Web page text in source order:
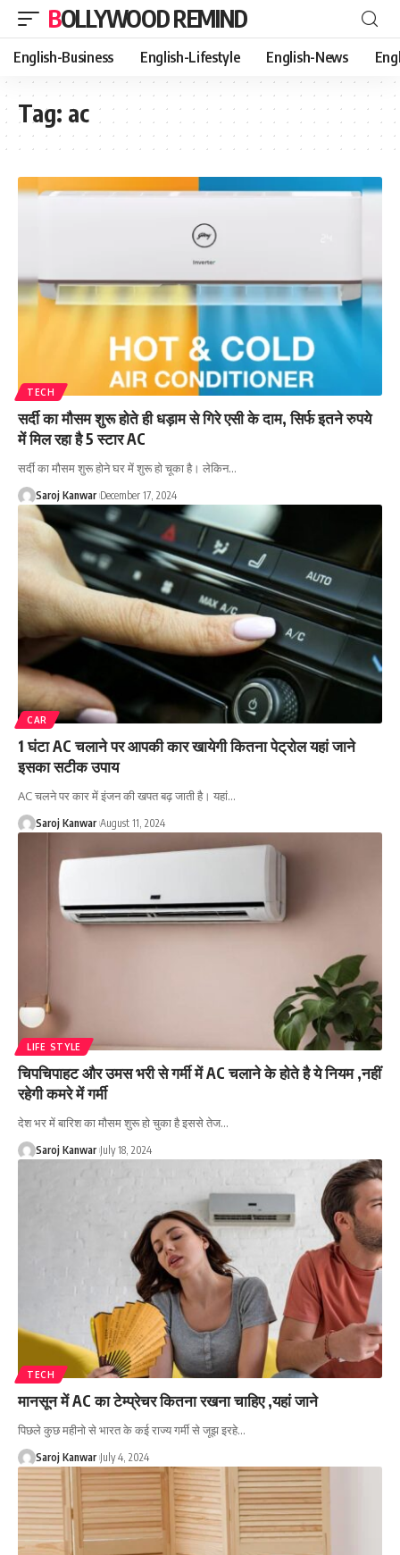
BOLLYWOOD REMIND
English-Business English-Lifestyle English-News
Tag: ac
TECH
सर्दी का मौसम शुरू होते ही धड़ाम से गिरे एसी के दाम, सिर्फ इतने रुपये
में मिल रहा है 5 स्टार AC
सर्दी का मौसम शुरू होने घर में शुरू हो चूका है। लेकिन…
Saroj Kanwar December 17, 2024
CAR
1 घंटा AC चलाने पर आपकी कार खायेगी कितना पेट्रोल यहां जाने
इसका सटीक उपाय
AC चलने पर कार में इंजन की खपत बढ़ जाती है। यहां…
Saroj Kanwar August 11, 2024
LIFE STYLE
चिपचिपाहट और उमस भरी से गर्मी में AC चलाने के होते है ये नियम ,नहीं
रहेगी कमरे में गर्मी
देश भर में बारिश का मौसम शुरू हो चुका है इससे तेज…
Saroj Kanwar July 18, 2024
TECH
मानसून में AC का टेम्प्रेचर कितना रखना चाहिए ,यहां जाने
पिछले कुछ महीनो से भारत के कई राज्य गर्मी से जूझ इरहे…
Saroj Kanwar July 4, 2024